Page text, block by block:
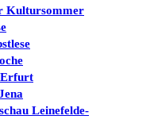
Kultursommer
Leinefelde-